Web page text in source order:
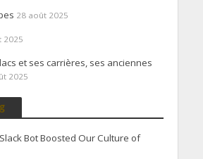
28 août 2025
2025
et ses carrières, ses anciennes
2025
Bot Boosted Our Culture of